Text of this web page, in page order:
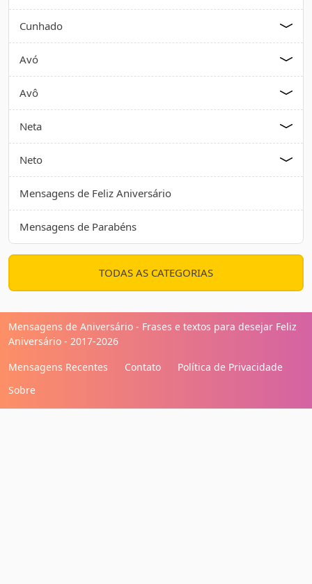
Cunhado
Avó
Avô
Neta
Neto
Mensagens de Feliz Aniversário
Mensagens de Parabéns
TODAS AS CATEGORIAS
Mensagens de Aniversário - Frases e textos para desejar Feliz
Aniversário - 2017-2026
Mensagens Recentes
Contato
Política de Privacidade
Sobre